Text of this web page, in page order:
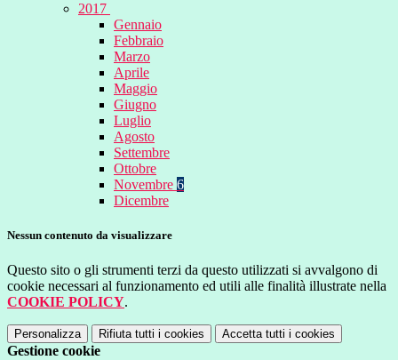
2017
Gennaio
Febbraio
Marzo
Aprile
Maggio
Giugno
Luglio
Agosto
Settembre
Ottobre
Novembre 6
Dicembre
Nessun contenuto da visualizzare
Questo sito o gli strumenti terzi da questo utilizzati si avvalgono di
cookie necessari al funzionamento ed utili alle finalità illustrate nella
COOKIE POLICY.
Personalizza Rifiuta tutti i cookies Accetta tutti i cookies
Gestione cookie